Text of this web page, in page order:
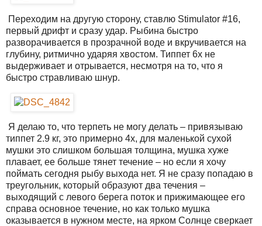
Переходим на другую сторону, ставлю Stimulator #16,
первый дрифт и сразу удар. Рыбина быстро
разворачивается в прозрачной воде и вкручивается на
глубину, ритмично ударяя хвостом. Типпет 6х не
выдерживает и отрывается, несмотря на то, что я
быстро стравливаю шнур.
Я делаю то, что терпеть не могу делать – привязываю
типпет 2.9 кг, это примерно 4х, для маленькой сухой
мушки это слишком большая толщина, мушка хуже
плавает, ее больше тянет течение – но если я хочу
поймать сегодня рыбу выхода нет. Я не сразу попадаю в
треугольник, который образуют два течения –
выходящий с левого берега поток и прижимающее его
справа основное течение, но как только мушка
оказывается в нужном месте, на ярком Солнце сверкает